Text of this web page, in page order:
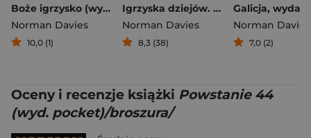
Boże igrzysko (wyd. 2026 - nowa okładka)
Norman Davies
10,0 (1)
Igrzyska dziejów. Zapasy historyka z historią
Norman Davies
8,3 (38)
Norman Davies
7,0 (2)
Oceny i recenzje książki Powstanie 44
(wyd. pocket)/broszura/